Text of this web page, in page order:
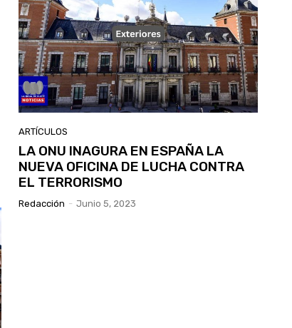
ARTÍCULOS
LA ONU INAGURA EN ESPAÑA LA
NUEVA OFICINA DE LUCHA CONTRA
EL TERRORISMO
Redacción - Junio 5, 2023